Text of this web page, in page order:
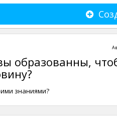
образованны,
знаниями?